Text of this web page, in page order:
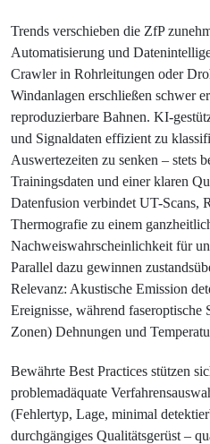
Trends verschieben die ZfP
Automatisierung und
Crawler in Rohrleitungen oder
Windanlagen erschließen schwer
reproduzierbare Bahnen. KI-
und Signaldaten effizient zu
Auswertezeiten zu senken – stets
Trainingsdaten und einer klaren
Datenfusion verbindet UT-Scans,
Thermografie zu einem
Nachweiswahrscheinlichkeit für
Parallel dazu gewinnen
Relevanz: Akustische Emission
Ereignisse, während
Zonen) Dehnungen und
Bewährte Best Practices stützen
problemadäquate
(Fehlertyp, Lage, minimal
durchgängiges Qualitätsgerüst –